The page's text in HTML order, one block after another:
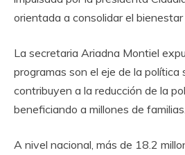
orientada a consolidar el bienestar
La secretaria Ariadna Montiel
programas son el eje de la política
contribuyen a la reducción de la
beneficiando a millones de familias.
A nivel nacional, más de 18.2